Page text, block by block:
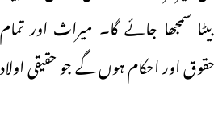
سمجھا جائے گا۔ میراث اور تمام
اور احکام ہوں گے جو حقیقی اولاد